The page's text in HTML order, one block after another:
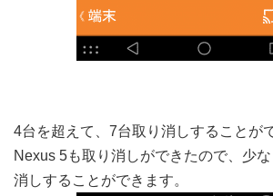
4台を超えて、7台取り消しすることが
Nexus 5も取り消しができたので、少
消しすることができます。